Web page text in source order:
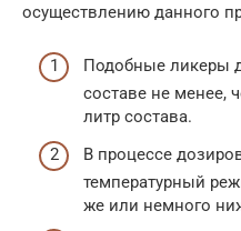
осуществлению данного
Подобные ликеры
составе не менее,
литр состава.
В процессе
температурный
же или немного